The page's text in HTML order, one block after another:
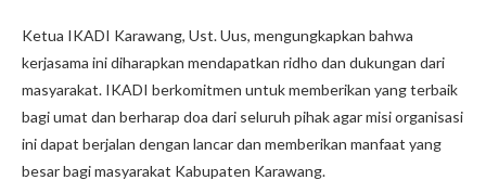
Ketua IKADI Karawang, Ust. Uus, mengungkapkan bahwa
kerjasama ini diharapkan mendapatkan ridho dan dukungan dari
masyarakat. IKADI berkomitmen untuk memberikan yang terbaik
bagi umat dan berharap doa dari seluruh pihak agar misi organisasi
ini dapat berjalan dengan lancar dan memberikan manfaat yang
besar bagi masyarakat Kabupaten Karawang.